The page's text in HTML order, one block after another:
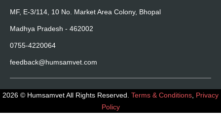
MF, E-3/114, 10 No. Market Area Colony, Bhopal
Madhya Pradesh - 462002
0755-4220064
feedback@humsamvet.com
2026 © Humsamvet All Rights Reserved. Terms & Conditions Privacy
Policy